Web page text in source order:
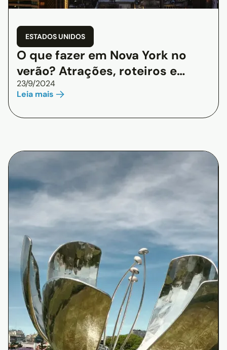
ESTADOS UNIDOS
O que fazer em Nova York no
verão? Atrações, roteiros e
dicas
23/9/2024
Leia mais